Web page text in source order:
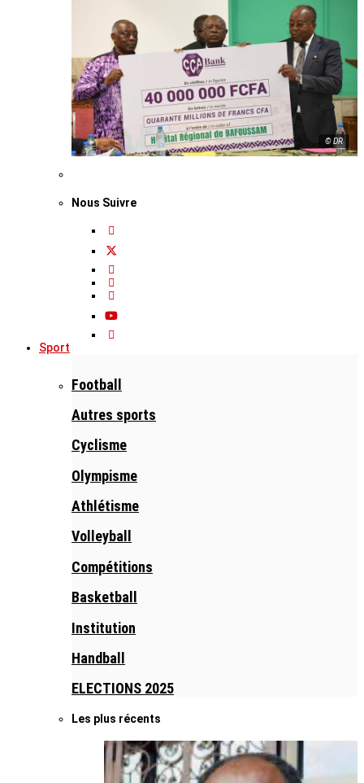
© DR
Nous Suivre
Sport
Football
Autres sports
Cyclisme
Olympisme
Athlétisme
Volleyball
Compétitions
Basketball
Institution
Handball
ELECTIONS 2025
Les plus récents